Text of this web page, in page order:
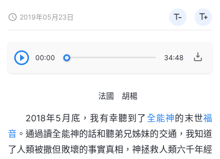
2019年05月23日
00:00 34:48
法國 胡楊
2018年5月底，我有幸聽到了全能神的末世福
音 。通過讀全能神的話和聽弟兄姊妹的交通，我知道
了人類被撒但敗壞的事實真相，神拯救人類六千年經